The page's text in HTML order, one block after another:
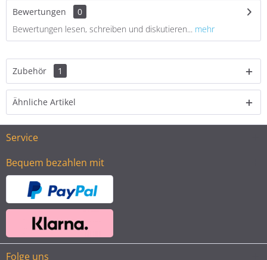
Bewertungen
0
Bewertungen lesen, schreiben und diskutieren... mehr
Zubehör 1
Ähnliche Artikel
Service
Bequem bezahlen mit
Folge uns